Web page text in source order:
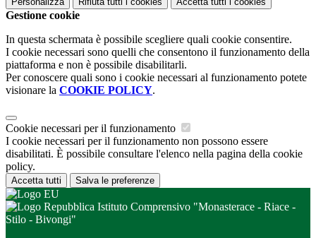
Gestione cookie
In questa schermata è possibile scegliere quali cookie consentire.
I cookie necessari sono quelli che consentono il funzionamento della
piattaforma e non è possibile disabilitarli.
Per conoscere quali sono i cookie necessari al funzionamento potete
visionare la COOKIE POLICY.
Cookie necessari per il funzionamento
I cookie necessari per il funzionamento non possono essere
disabilitati. È possibile consultare l'elenco nella pagina della cookie
policy.
Accetta tutti Salva le preferenze
Istituto Comprensivo "Monasterace - Riace -
Stilo - Bivongi"